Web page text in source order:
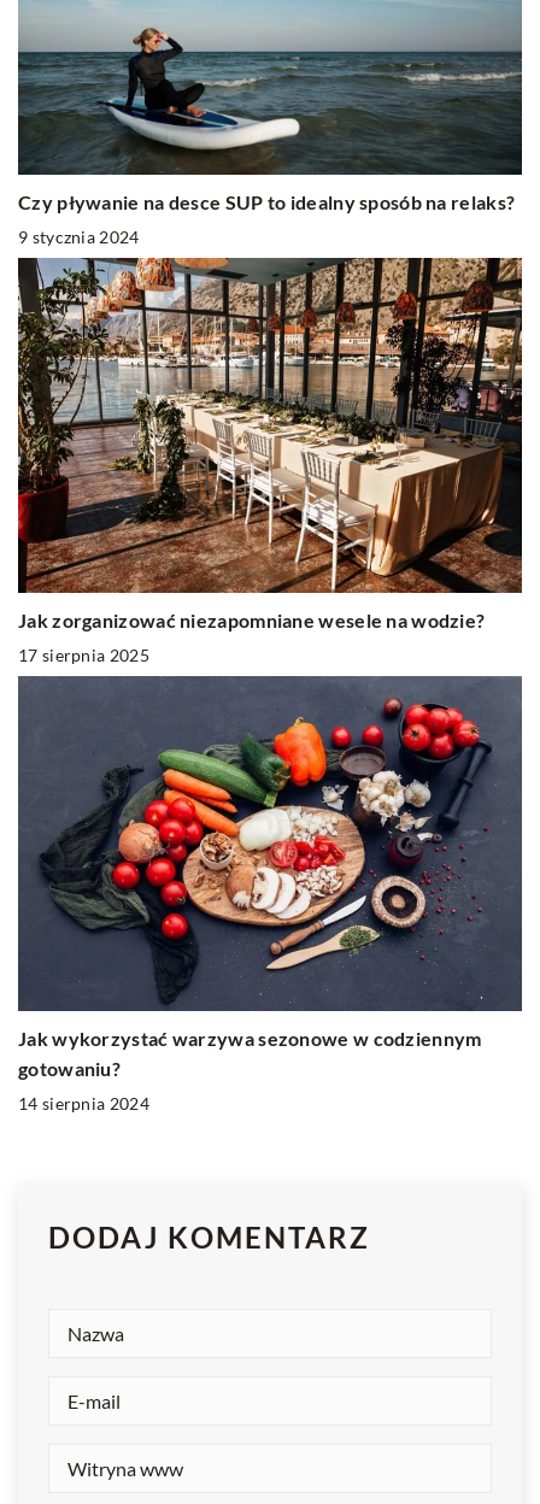
Czy pływanie na desce SUP to idealny sposób na relaks?
9 stycznia 2024
Jak zorganizować niezapomniane wesele na wodzie?
17 sierpnia 2025
Jak wykorzystać warzywa sezonowe w codziennym
gotowaniu?
14 sierpnia 2024
DODAJ KOMENTARZ